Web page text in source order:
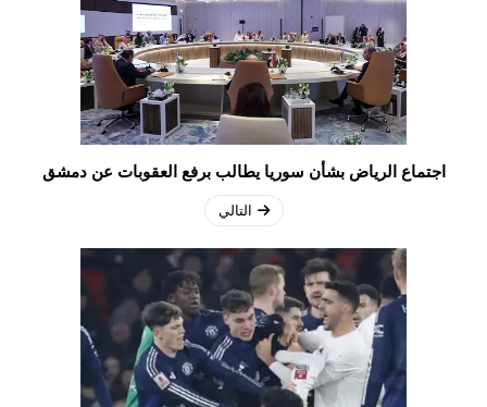
اجتماع الرياض بشأن سوريا يطالب برفع العقوبات عن دمشق
التالي